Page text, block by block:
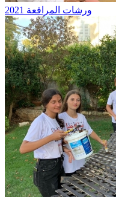
ورشات المرافعة 2021